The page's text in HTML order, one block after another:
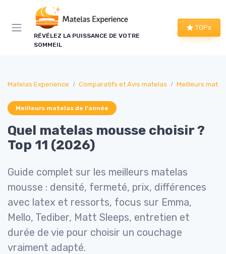
RÉVÉLEZ LA PUISSANCE DE VOTRE
SOMMEIL
TOPs
Matelas Experience Comparatifs et Avis matelas Meilleurs
Meilleurs matelas de l'année
Quel matelas mousse choisir ?
Top 11 (2026)
Guide complet sur les meilleurs matelas
mousse : densité, fermeté, prix, différences
avec latex et ressorts, focus sur Emma,
Mello, Tediber, Matt Sleeps, entretien et
durée de vie pour choisir un couchage
vraiment adapté.
Panneau de gestion des cookies